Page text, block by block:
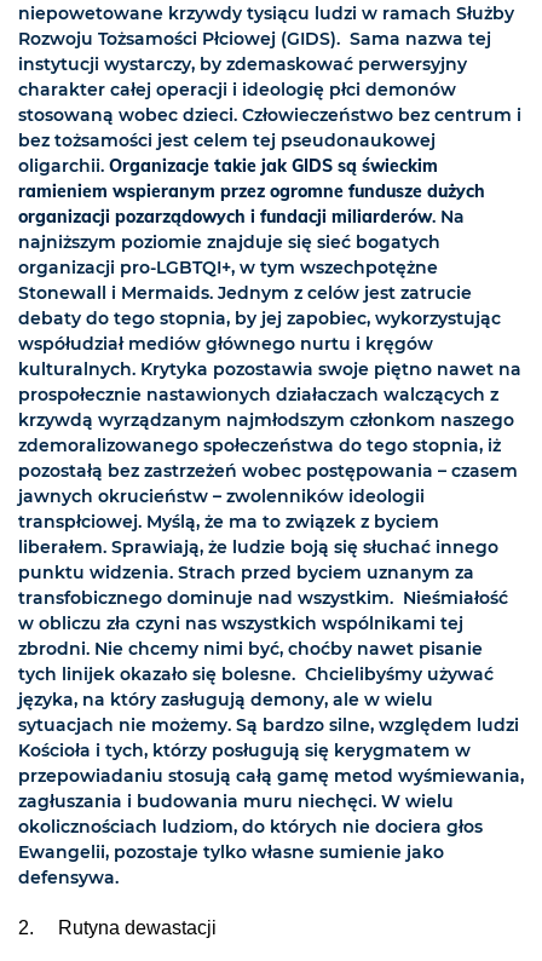
niepowetowane krzywdy tysiącu ludzi w ramach Służby
Rozwoju Tożsamości Płciowej (GIDS). Sama nazwa tej
instytucji wystarczy, by zdemaskować perwersyjny
charakter całej operacji i ideologię płci demonów
stosowaną wobec dzieci. Człowieczeństwo bez centrum i
bez tożsamości jest celem tej pseudonaukowej
oligarchii. Organizacje takie jak GIDS są świeckim
ramieniem wspieranym przez ogromne fundusze dużych
organizacji pozarządowych i fundacji miliarderów. Na
najniższym poziomie znajduje się sieć bogatych
organizacji pro-LGBTQI+, w tym wszechpotężne
Stonewall i Mermaids. Jednym z celów jest zatrucie
debaty do tego stopnia, by jej zapobiec, wykorzystując
współudział mediów głównego nurtu i kręgów
kulturalnych. Krytyka pozostawia swoje piętno nawet na
prospołecznie nastawionych działaczach walczących z
krzywdą wyrządzanym najmłodszym członkom naszego
zdemoralizowanego społeczeństwa do tego stopnia, iż
pozostałą bez zastrzeżeń wobec postępowania – czasem
jawnych okrucieństw – zwolenników ideologii
transpłciowej. Myślą, że ma to związek z byciem
liberałem. Sprawiają, że ludzie boją się słuchać innego
punktu widzenia. Strach przed byciem uznanym za
transfobicznego dominuje nad wszystkim. Nieśmiałość
w obliczu zła czyni nas wszystkich wspólnikami tej
zbrodni. Nie chcemy nimi być, choćby nawet pisanie
tych linijek okazało się bolesne. Chcielibyśmy używać
języka, na który zasługują demony, ale w wielu
sytuacjach nie możemy. Są bardzo silne, względem ludzi
Kościoła i tych, którzy posługują się kerygmatem w
przepowiadaniu stosują całą gamę metod wyśmiewania,
zagłuszania i budowania muru niechęci. W wielu
okolicznościach ludziom, do których nie dociera głos
Ewangelii, pozostaje tylko własne sumienie jako
defensywa.
2. Rutyna dewastacji